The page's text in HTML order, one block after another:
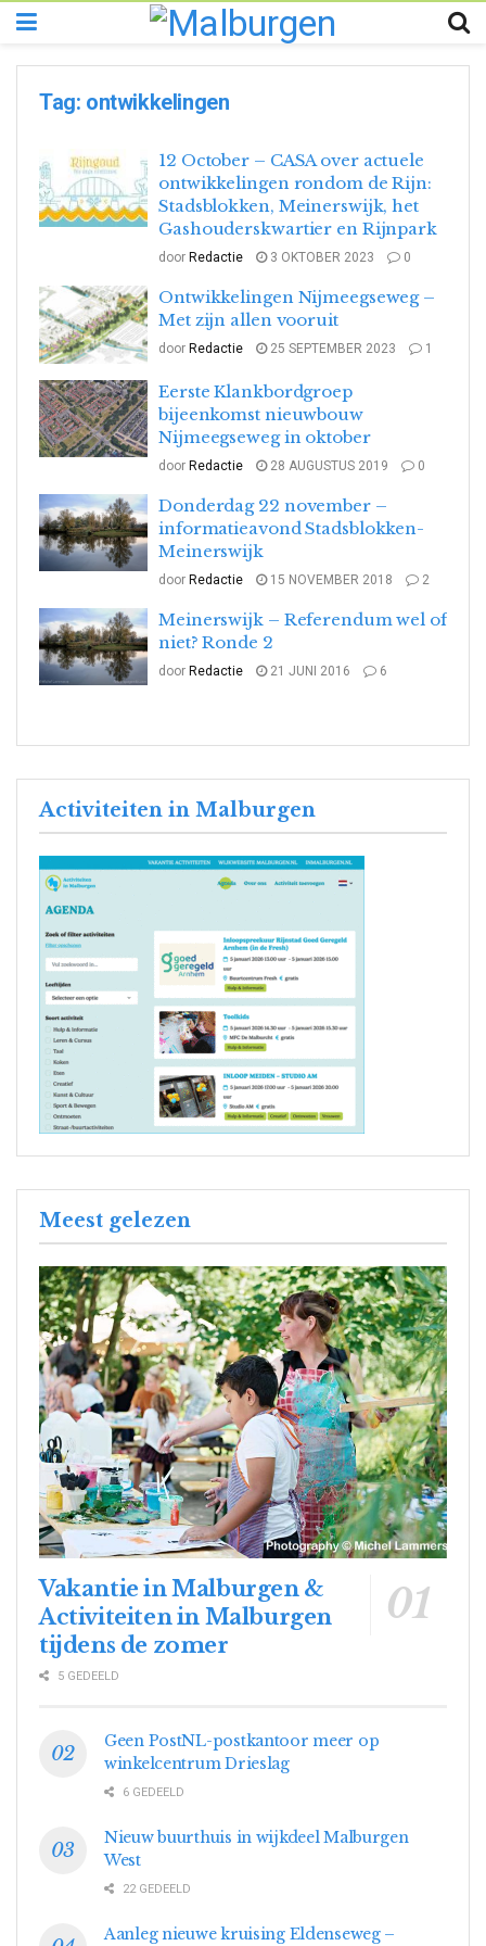
Tag: ontwikkelingen
12 October – CASA over actuele
ontwikkelingen rondom de Rijn:
Stadsblokken, Meinerswijk, het
Gashouderskwartier en Rijnpark
door Redactie 3 OKTOBER 2023 0
Ontwikkelingen Nijmeegseweg –
Met zijn allen vooruit
door Redactie 25 SEPTEMBER 2023 1
Eerste Klankbordgroep
bijeenkomst nieuwbouw
Nijmeegseweg in oktober
door Redactie 28 AUGUSTUS 2019 0
Donderdag 22 november –
informatieavond Stadsblokken-
Meinerswijk
door Redactie 15 NOVEMBER 2018 2
Meinerswijk – Referendum wel of
niet? Ronde 2
door Redactie 21 JUNI 2016 6
Activiteiten in Malburgen
Meest gelezen
Vakantie in Malburgen &
Activiteiten in Malburgen
tijdens de zomer
5 GEDEELD
Geen PostNL-postkantoor meer op
winkelcentrum Drieslag
6 GEDEELD
Nieuw buurthuis in wijkdeel Malburgen
West
22 GEDEELD
Aanleg nieuwe kruising Eldenseweg –